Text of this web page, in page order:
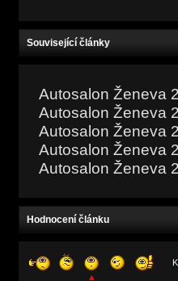
Související články
Autosalon Ženeva
Autosalon Ženeva
Autosalon Ženeva
Autosalon Ženeva
Autosalon Ženeva
Hodnocení článku